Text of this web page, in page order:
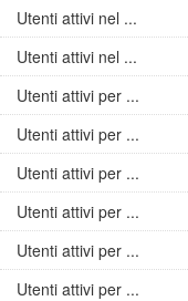
Utenti attivi nel ...
Utenti attivi nel ...
Utenti attivi per ...
Utenti attivi per ...
Utenti attivi per ...
Utenti attivi per ...
Utenti attivi per ...
Utenti attivi per ...